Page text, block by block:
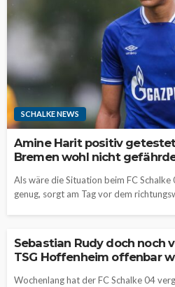
SCHALKE NEWS
Amine Harit positiv
Bremen wohl nicht
Als wäre die Situation beim FC
genug, sorgt am Tag vor dem
Sebastian Rudy doch noch
TSG Hoffenheim offenbar
Wochenlang hat der FC Schalke 04